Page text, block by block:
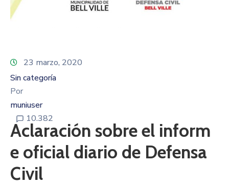
23 marzo, 2020
Sin categoría
Por
muniuser
10.382
Aclaración sobre el inform
e oficial diario de Defensa
Civil